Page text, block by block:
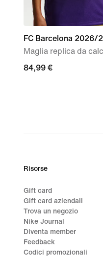
FC Barcelona 2026/
Maglia replica da
84,99
84,99 €
Risorse
Gift card
Gift card aziendali
Trova un negozio
Nike Journal
Diventa member
Feedback
Codici promozionali